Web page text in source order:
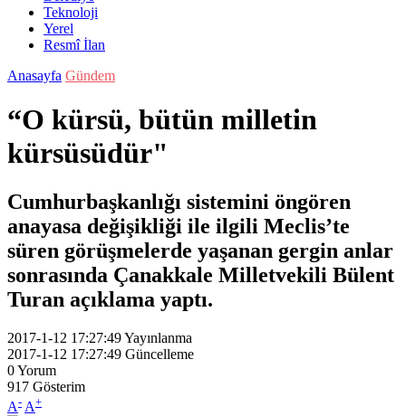
Teknoloji
Yerel
Resmî İlan
Anasayfa Gündem
“O kürsü, bütün milletin
kürsüsüdür"
Cumhurbaşkanlığı sistemini öngören
anayasa değişikliği ile ilgili Meclis’te
süren görüşmelerde yaşanan gergin anlar
sonrasında Çanakkale Milletvekili Bülent
Turan açıklama yaptı.
2017-1-12 17:27:49Yayınlanma
2017-1-12 17:27:49 Güncelleme
0Yorum
917 Gösterim
A- A+